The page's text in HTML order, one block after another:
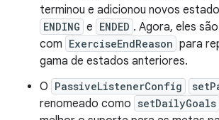
terminou e adicionou novos
ENDING e ENDED . Agora, eles
com ExerciseEndReason para
gama de estados anteriores.
O PassiveListenerConfig
renomeado como setDailyGoals